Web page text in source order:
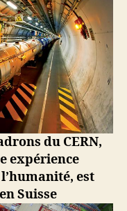
en
fonction
du
plus
grand
accélérateur
de
particules
du
monde
du CERN,
expérience
est
Suisse